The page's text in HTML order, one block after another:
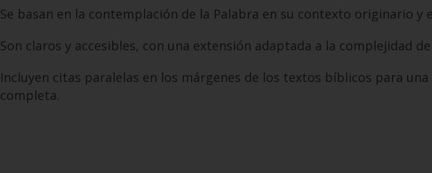
Se basan en la contemplación de la Palabra en su contexto originario y
Son claros y accesibles, con una extensión adaptada a la complejidad
Incluyen citas paralelas en los márgenes de los textos bíblicos para una
completa.